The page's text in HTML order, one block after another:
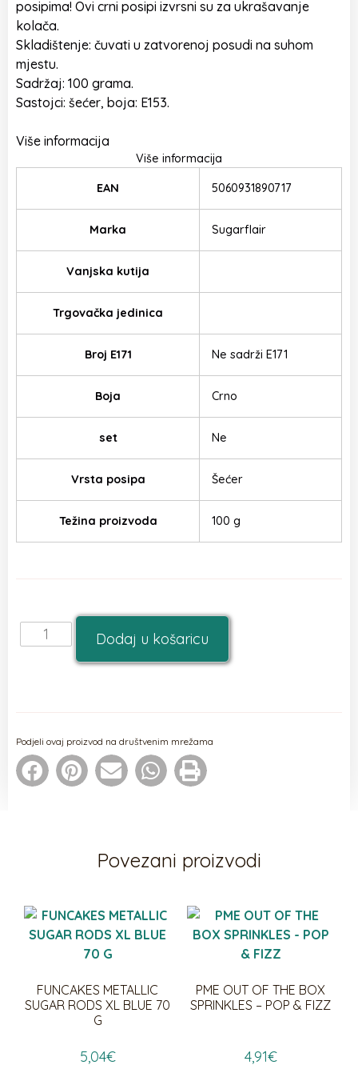
posipima! Ovi crni posipi izvrsni su za ukrašavanje
kolača.
Skladištenje: čuvati u zatvorenoj posudi na suhom
mjestu.
Sadržaj: 100 grama.
Sastojci: šećer, boja: E153.
Više informacija
Više informacija
EAN 5060931890717
Marka Sugarflair
Vanjska kutija
Trgovačka jedinica
Broj E171 Ne sadrži E171
Boja Crno
set Ne
Vrsta posipa Šećer
Težina proizvoda 100 g
Dodaj u košaricu
Podjeli ovaj proizvod na društvenim mrežama
Povezani proizvodi
FUNCAKES METALLIC
SUGAR RODS XL BLUE 70
G
5,04€
PME OUT OF THE BOX
SPRINKLES – POP & FIZZ
4,91€